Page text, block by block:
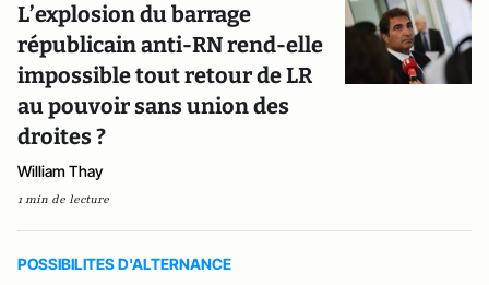
L’explosion du barrage
républicain anti-RN rend-elle
impossible tout retour de LR
au pouvoir sans union des
droites ?
William Thay
1 min de lecture
POSSIBILITES D'ALTERNANCE